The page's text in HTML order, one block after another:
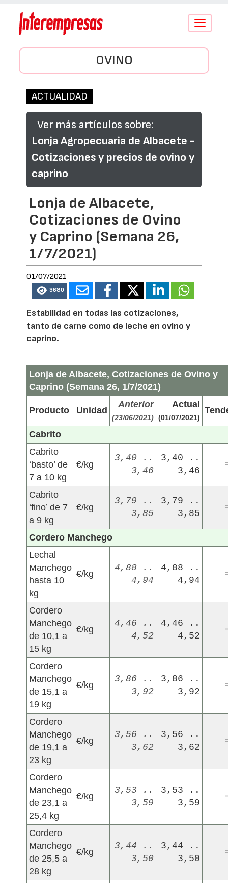
Conmutar
OVINO
ACTUALIDAD
Ver más artículos sobre:
Lonja Agropecuaria de Albacete -
Cotizaciones y precios de ovino y
caprino
Lonja de Albacete,
Cotizaciones de Ovino
y Caprino (Semana 26,
1/7/2021)
01/07/2021
3680
Estabilidad en todas las cotizaciones,
tanto de carne como de leche en ovino y
caprino.
Lonja de Albacete, Cotizaciones de Ovino y
Caprino (Semana 26, 1/7/2021)
Producto Unidad
Anterior
(23/06/2021)
Actual
(01/07/2021)
Cabrito
Cabrito
‘basto’ de
7 a 10 kg
€/kg
3,40 ..
3,46
3,40 ..
3,46
Cabrito
‘fino’ de 7
a 9 kg
€/kg
3,79 ..
3,85
3,79 ..
3,85
Cordero Manchego
Lechal
Manchego
hasta 10
kg
€/kg
4,88 ..
4,94
4,88 ..
4,94
Cordero
Manchego
de 10,1 a
15 kg
€/kg
4,46 ..
4,52
4,46 ..
4,52
Cordero
Manchego
de 15,1 a
19 kg
€/kg
3,86 ..
3,92
3,86 ..
3,92
Cordero
Manchego
de 19,1 a
23 kg
€/kg
3,56 ..
3,62
3,56 ..
3,62
Cordero
Manchego
de 23,1 a
25,4 kg
€/kg
3,53 ..
3,59
3,53 ..
3,59
Cordero
Manchego
de 25,5 a
28 kg
€/kg
3,44 ..
3,50
3,44 ..
3,50